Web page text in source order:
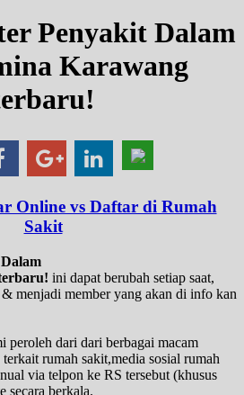
Penyakit Dalam
Karawang
Online vs Daftar di Rumah
Sakit
ini dapat berubah setiap saat,
menjadi member yang akan di info kan
peroleh dari dari berbagai macam
rumah sakit,media sosial rumah
via telpon ke RS tersebut (khusus
secara berkala.